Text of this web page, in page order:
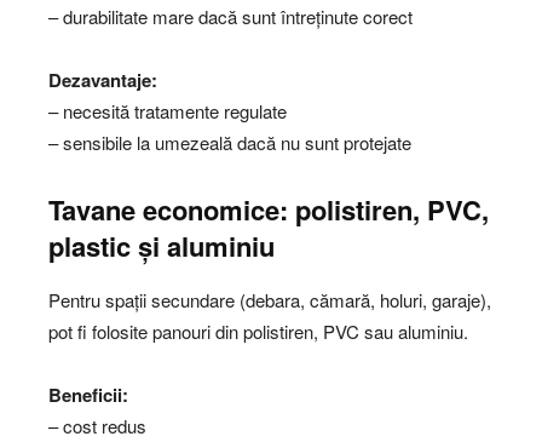
– durabilitate mare dacă sunt întreținute corect
Dezavantaje:
– necesită tratamente regulate
– sensibile la umezeală dacă nu sunt protejate
Tavane economice: polistiren, PVC,
plastic și aluminiu
Pentru spații secundare (debara, cămară, holuri, garaje),
pot fi folosite panouri din polistiren, PVC sau aluminiu.
Beneficii:
– cost redus